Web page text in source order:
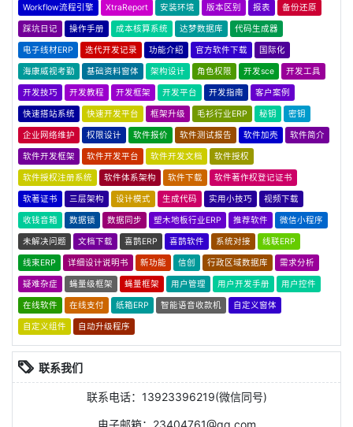
Workflow流程引擎 XtraReport 安装环境 版本区别 报表 备份还原
踩坑日记 操作手册 成本核算系统 达梦数据库 代码生成器
电子线材ERP 迭代开发记录 功能介绍 官方软件下载 国际化
海康威视考勤 基础资料窗体 架构设计 角色权限 开发sce 开发工具
开发技巧 开发教程 开发框架 开发平台 开发指南 客户案例
快速搭站系统 快速开发平台 框架升级 毛衫行业ERP 秘钥 密钥
企业网络维护 权限设计 软件报价 软件测试报告 软件加壳 软件简介
软件开发框架 软件开发平台 软件开发文档 软件授权
软件授权注册系统 软件体系架构 软件下载 软件著作权登记证书
软著证书 三层架构 设计模式 生成代码 实用小技巧 视频下载
收钱音箱 数据锁 数据同步 塑木地板行业ERP 推荐软件 微信小程序
未解决问题 文档下载 喜鹊ERP 喜鹊软件 系统对接 线联ERP
线束ERP 详细设计说明书 新功能 信创 行政区域数据库 需求分析
疑难杂症 蝇量级框架 蝇量框架 用户管理 用户开发手册 用户控件
在线软件 在线支付 纸箱ERP 智能语音收款机 自定义窗体
自定义组件 自动升级程序
联系我们
联系电话：13923396219(微信同号)
电子邮箱：23404761@qq.com